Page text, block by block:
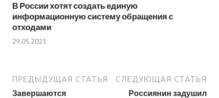
В России хотят создать единую
информационную систему обращения с
отходами
29.05.2021
ПРЕДЫДУЩАЯ СТАТЬЯ
Завершаются
СЛЕДУЮЩАЯ СТАТЬЯ
Россиянин задушил